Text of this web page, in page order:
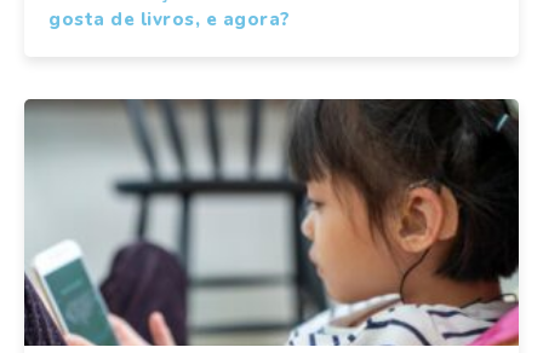
gosta de livros, e agora?